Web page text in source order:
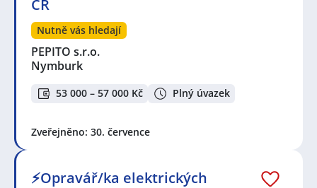
ČR
Nutně vás hledají
PEPITO s.r.o.
Nymburk
53 000 – 57 000 Kč Plný úvazek
Zveřejněno: 30. července
⚡Opravář/ka elektrických